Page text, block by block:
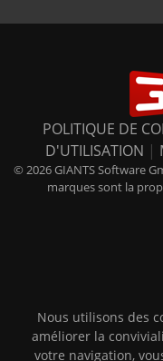
POLITIQUE DE
D'UTILISATION |
© 2026 GIANTS Software
marques sont la
Nous utilisons des
améliorer la
votre navigation,